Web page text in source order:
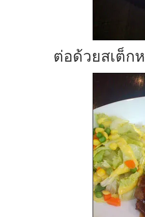
ต่อด้วยสเต็ก